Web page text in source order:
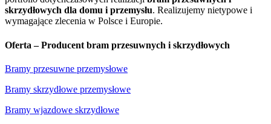
skrzydłowych dla domu i przemysłu. Realizujemy nietypowe i
wymagające zlecenia w Polsce i Europie.
Oferta – Producent bram przesuwnych i skrzydłowych
Bramy przesuwne przemysłowe
Bramy skrzydłowe przemysłowe
Bramy wjazdowe skrzydłowe